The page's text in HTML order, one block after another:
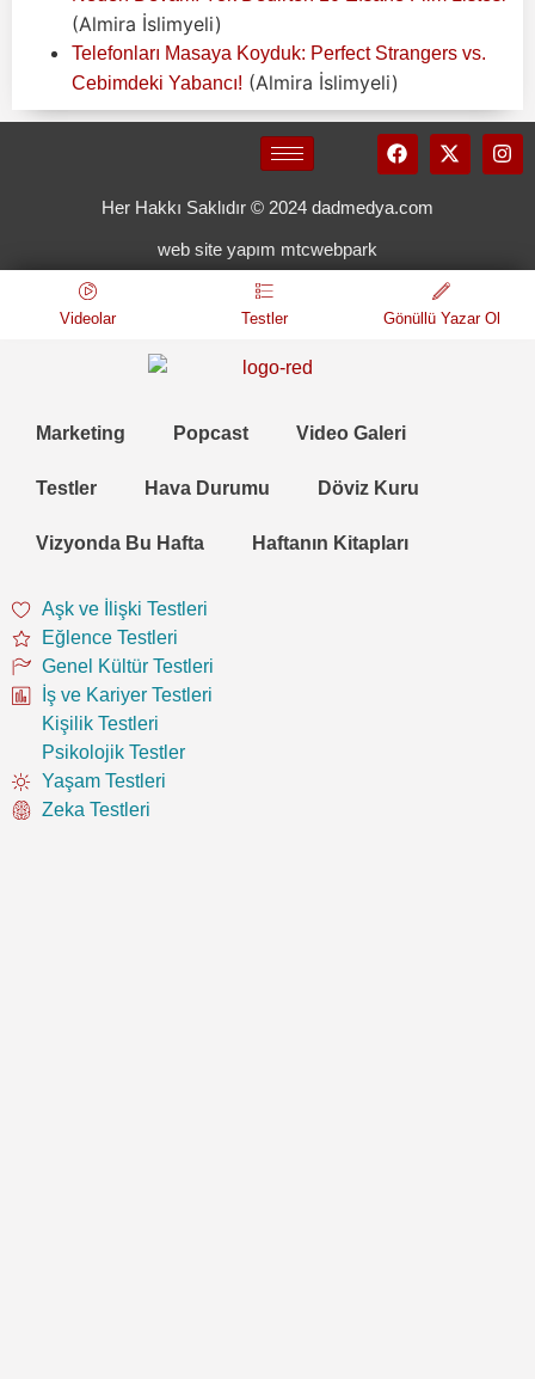
(Almira İslimyeli)
Telefonları Masaya Koyduk: Perfect Strangers vs.
Cebimdeki Yabancı! (Almira İslimyeli)
Her Hakkı Saklıdır © 2024 dadmedya.com
web site yapım mtcwebpark
Videolar Testler Gönüllü Yazar Ol
Marketing Popcast Video Galeri
Testler Hava Durumu Döviz Kuru
Vizyonda Bu Hafta Haftanın Kitapları
Aşk ve İlişki Testleri
Eğlence Testleri
Genel Kültür Testleri
İş ve Kariyer Testleri
Kişilik Testleri
Psikolojik Testler
Yaşam Testleri
Zeka Testleri